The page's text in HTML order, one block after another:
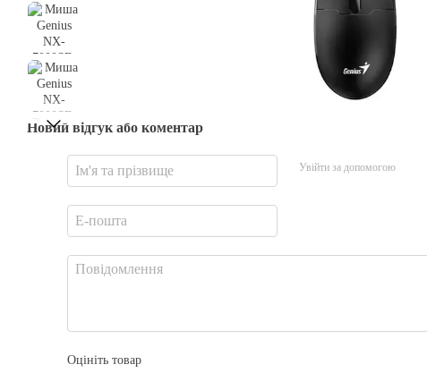
Новий відгук або коментар
Увійти за допомогою
Оцініть товар